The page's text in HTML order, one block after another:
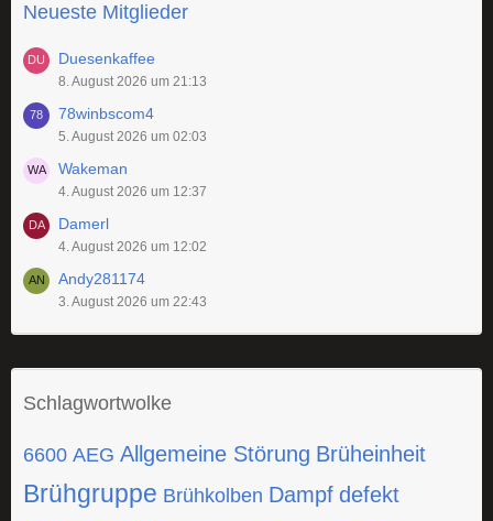
Neueste Mitglieder
Duesenkaffee
8. August 2026 um 21:13
78winbscom4
5. August 2026 um 02:03
Wakeman
4. August 2026 um 12:37
Damerl
4. August 2026 um 12:02
Andy281174
3. August 2026 um 22:43
Schlagwortwolke
6600 AEG Allgemeine Störung Brüheinheit
Brühgruppe Brühkolben Dampf defekt